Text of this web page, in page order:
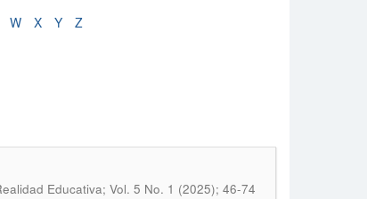
W X Y
Z
Educativa; Vol. 5 No. 1 (2025); 46-74